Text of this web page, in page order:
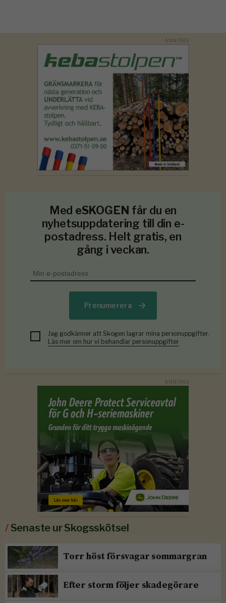
Med eSKOGEN får du en
nyhetsuppdatering till din e-
postadress. Helt gratis, en
gång i veckan.
Prenumerera
Jag godkänner att Skogen lagrar mina personuppgifter.
Läs mer om hur vi behandlar personuppgifter
/Senaste ur Skogsskötsel
Torr höst försvagar sommargran
Efter storm följer skadegörare